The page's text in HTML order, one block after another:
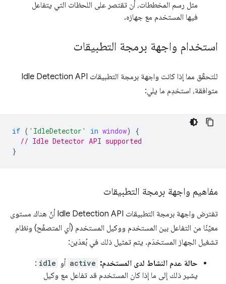
مثل رسم المخططات، أن تقتصر على اللحظات التي يتفاعل
فيها المستخدم مع جهازه.
استخدام واجهة برمجة التطبيقات
للتحقّق مما إذا كانت واجهة برمجة التطبيقات Idle Detection API
متوافقة، استخدِم ما يلي:
if ( 'IdleDetector' in window)
{
// Idle Detector API supported
}
مفاهيم واجهة برمجة التطبيقات
تفترض واجهة برمجة التطبيقات Idle Detection API أنّ هناك مستوى
معيّنًا من التفاعل بين المستخدم ووكيل المستخدم (أي المتصفّح) ونظام
تشغيل الجهاز المستخدَم. يتم تمثيل ذلك في بُعدَين:
حالة عدم النشاط لدى المستخدم: active أو idle
:
يشير ذلك إلى ما إذا كان المستخدم قد تفاعل مع وكيل